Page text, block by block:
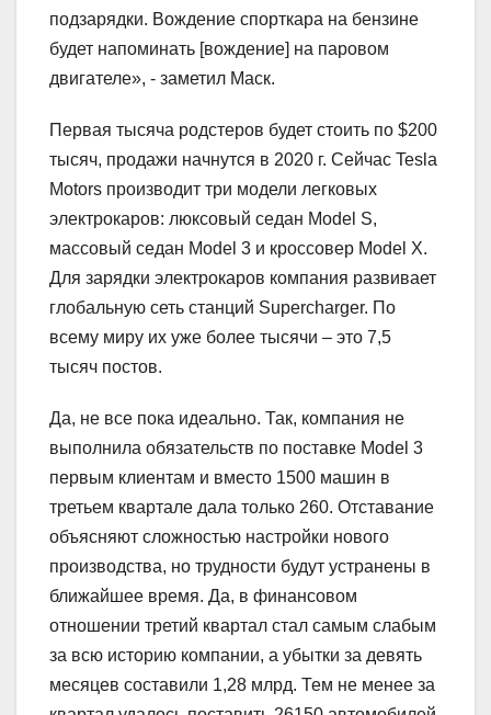
подзарядки. Вождение спорткара на бензине
будет напоминать [вождение] на паровом
двигателе», ‑ заметил Маск.
Первая тысяча родстеров будет стоить по $200
тысяч, продажи начнутся в 2020 г. Сейчас Tesla
Motors производит три модели легковых
электрокаров: люксовый седан Model S,
массовый седан Model 3 и кроссовер Model X.
Для зарядки электрокаров компания развивает
глобальную сеть станций Supercharger. По
всему миру их уже более тысячи – это 7,5
тысяч постов.
Да, не все пока идеально. Так, компания не
выполнила обязательств по поставке Model 3
первым клиентам и вместо 1500 машин в
третьем квартале дала только 260. Отставание
объясняют сложностью настройки нового
производства, но трудности будут устранены в
ближайшее время. Да, в финансовом
отношении третий квартал стал самым слабым
за всю историю компании, а убытки за девять
месяцев составили 1,28 млрд. Тем не менее за